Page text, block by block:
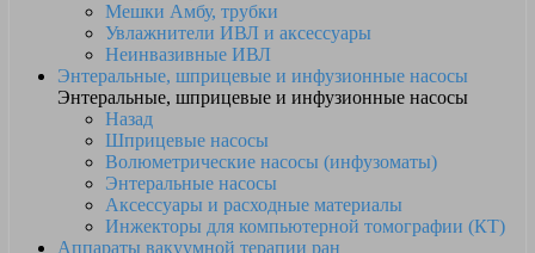
Мешки Амбу, трубки
Увлажнители ИВЛ и аксессуары
Неинвазивные ИВЛ
Энтеральные, шприцевые и инфузионные насосы
Энтеральные, шприцевые и инфузионные насосы
Назад
Шприцевые насосы
Волюметрические насосы (инфузоматы)
Энтеральные насосы
Аксессуары и расходные материалы
Инжекторы для компьютерной томографии (КТ)
Аппараты вакуумной терапии ран